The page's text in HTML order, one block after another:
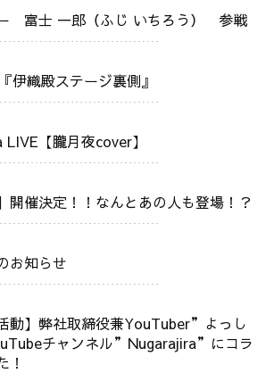
富士 一郎（ふじ いちろう） 参戦
伊織殿ステージ裏側』
【朧月夜cover】
開催決定！！なんとあの人も登場！？
お知らせ
動】弊社取締役兼YouTuber”よっし
チャンネル”Nugarajira”にコラ
！